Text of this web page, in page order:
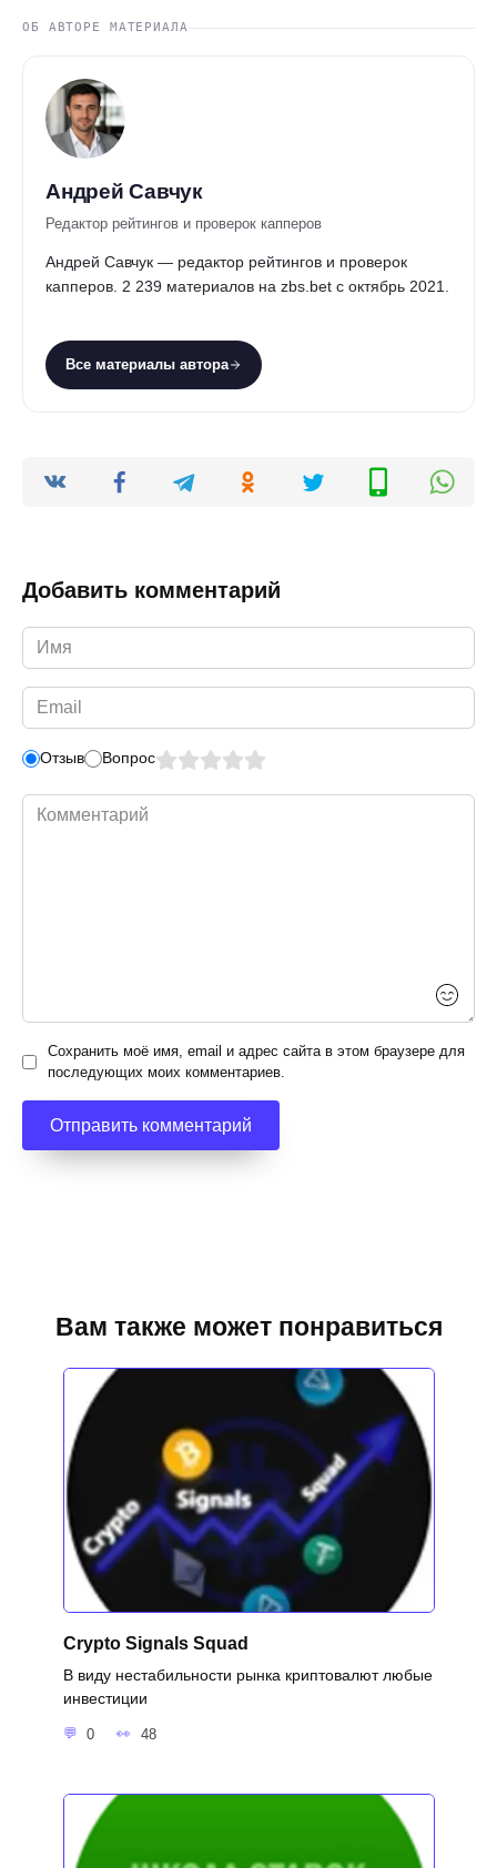
ОБ АВТОРЕ МАТЕРИАЛА
Андрей Савчук
Редактор рейтингов и проверок капперов
Андрей Савчук — редактор рейтингов и проверок
капперов. 2 239 материалов на zbs.bet с октябрь 2021.
Все материалы автора
Добавить комментарий
Имя
*
Email
*
Отзыв Вопрос
Комментарий
Сохранить моё имя, email и адрес сайта в этом браузере для
последующих моих комментариев.
Вам также может понравиться
Crypto Signals Squad
В виду нестабильности рынка криптовалют любые
инвестиции
0 48